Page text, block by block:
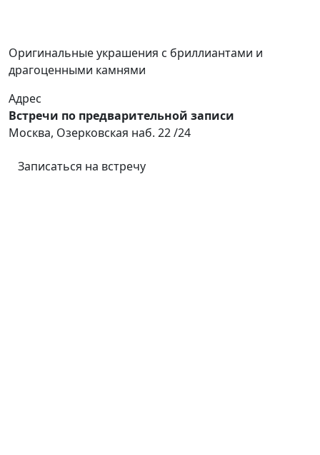
Оригинальные украшения с бриллиантами и
драгоценными камнями
Адрес
Встречи по предварительной записи
Москва, Озерковская наб. 22 /24
Записаться на встречу